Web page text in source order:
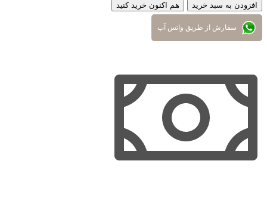
افزودن به سبد خرید هم اکنون خرید کنید
سفارش از طریق واتس آپ